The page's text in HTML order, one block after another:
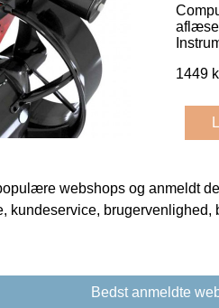
aflæse
1449
webshops og anmeldt
kundeservice, brugervenlighed,
Bedst anmeldte